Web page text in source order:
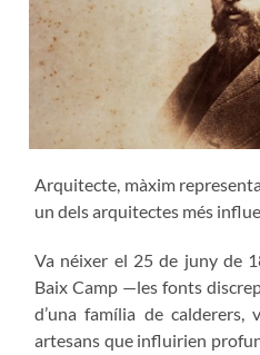
Arquitecte, màxim
un dels arquitectes més
Va néixer el 25 de juny de
Baix Camp —les fonts
d’una família de calderers,
artesans que influirien